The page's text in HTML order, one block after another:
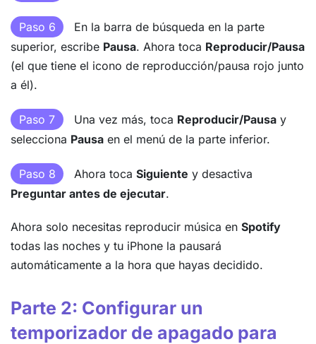
Paso 6
En la barra de búsqueda en la parte
superior, escribe Pausa. Ahora toca Reproducir/Pausa
(el que tiene el icono de reproducción/pausa rojo junto
a él).
Paso 7 Una vez más, toca Reproducir/Pausa y
selecciona Pausa en el menú de la parte inferior.
Paso 8 Ahora toca Siguiente y desactiva
Preguntar antes de ejecutar.
Ahora solo necesitas reproducir música en Spotify
todas las noches y tu iPhone la pausará
automáticamente a la hora que hayas decidido.
Parte 2: Configurar un
temporizador de apagado para